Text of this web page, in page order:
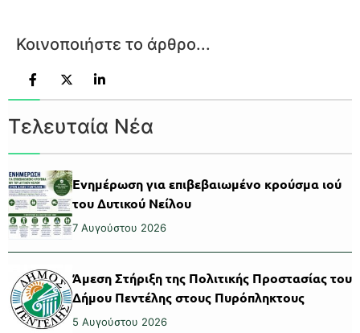
Κοινοποιήστε το άρθρο...
Τελευταία Νέα
Ενημέρωση για επιβεβαιωμένο κρούσμα ιού
του Δυτικού Νείλου
7 Αυγούστου 2026
Άμεση Στήριξη της Πολιτικής Προστασίας του
Δήμου Πεντέλης στους Πυρόπληκτους
5 Αυγούστου 2026